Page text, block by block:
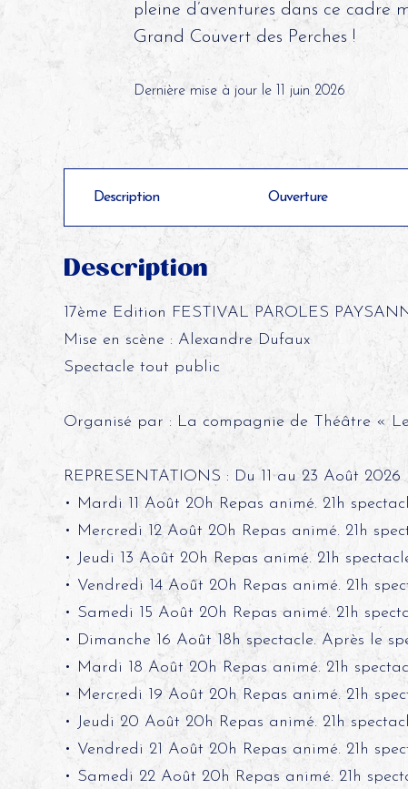
pleine d’aventures dans ce cadre
Grand Couvert des Perches !
Dernière mise à jour le 11 juin 2026
Description Ouverture
Description
17ème Edition FESTIVAL PAROLES
Mise en scène : Alexandre Dufaux
Spectacle tout public
Organisé par : La compagnie de Théâtre «
REPRESENTATIONS : Du 11 au 23 Août 2026
• Mardi 11 Août 20h Repas animé. 21h
• Mercredi 12 Août 20h Repas animé. 21h
• Jeudi 13 Août 20h Repas animé. 21h
• Vendredi 14 Août 20h Repas animé. 21h
• Samedi 15 Août 20h Repas animé. 21h
• Dimanche 16 Août 18h spectacle. Après le
• Mardi 18 Août 20h Repas animé. 21h
• Mercredi 19 Août 20h Repas animé. 21h
• Jeudi 20 Août 20h Repas animé. 21h
• Vendredi 21 Août 20h Repas animé. 21h
• Samedi 22 Août 20h Repas animé. 21h